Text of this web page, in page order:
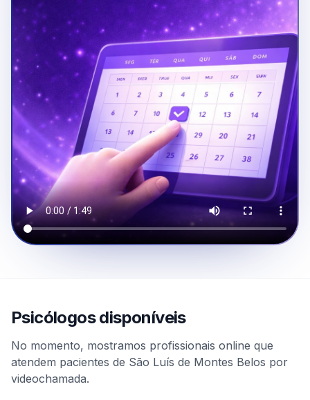
Psicólogos disponíveis
No momento, mostramos profissionais online que
atendem pacientes de São Luís de Montes Belos por
videochamada.